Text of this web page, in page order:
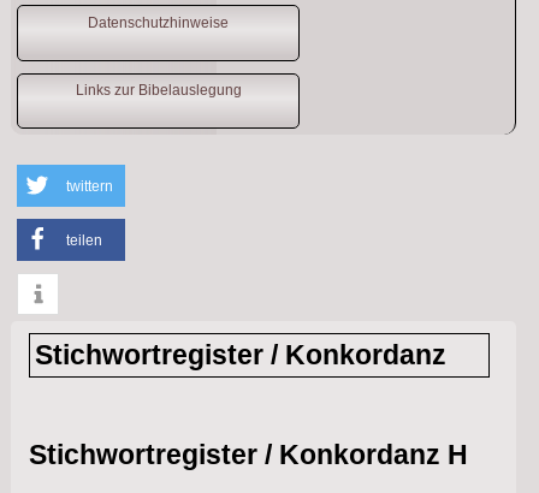
Datenschutzhinweise
Links zur Bibelauslegung
twittern
teilen
info
Stichwortregister / Konkordanz
Stichwortregister / Konkordanz H